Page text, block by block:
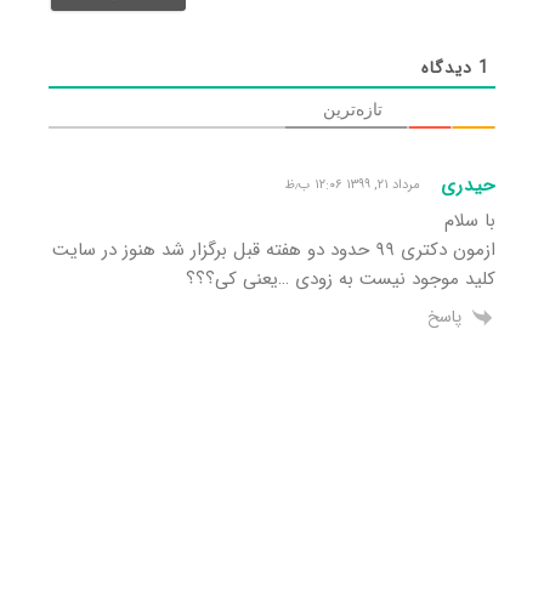
1 دیدگاه
تازه‌ترین
حیدری مرداد ۲۱, ۱۳۹۹ ۱۲:۰۶ ب٫ظ
با سلام
ازمون دکتری ۹۹ حدود دو هفته قبل برگزار شد هنوز در سایت
کلید موجود نیست به زودی …یعنی کی؟؟؟
پاسخ